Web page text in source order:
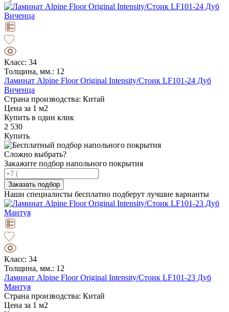
Класс: 34
Толщина, мм.: 12
Ламинат Alpine Floor Original Intensity/Стоик LF101-24 Дуб
Виченца
Страна производства: Китай
Цена за 1 м2
Купить в один клик
2 530
Купить
Сложно выбрать?
Закажите подбор напольного покрытия
Заказать подбор
Наши специалисты бесплатно подберут лучшие варианты
Класс: 34
Толщина, мм.: 12
Ламинат Alpine Floor Original Intensity/Стоик LF101-23 Дуб
Мантуя
Страна производства: Китай
Цена за 1 м2